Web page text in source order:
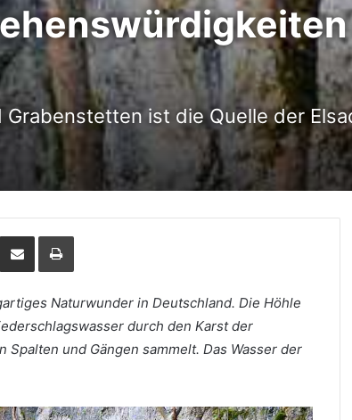
Grabenstetten ist die Quelle der
Per Email teilen
Naturwunder in Deutschland. Die Höhle
durch den Karst der
und Gängen sammelt. Das Wasser der